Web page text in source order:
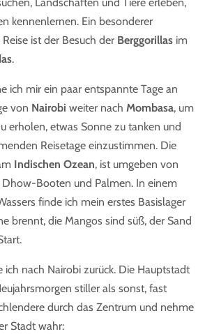
Landschaften und Tiere erleben,
kennenlernen. Ein besonderer
ist der Besuch der Berggorillas im
.
ich mir ein paar entspannte Tage an
von Nairobi weiter nach Mombasa, um
erholen, etwas Sonne zu tanken und
Reisetage einzustimmen. Die
Indischen Ozean, ist umgeben von
Booten und Palmen. In einem
finde ich mein erstes Basislager
brennt, die Mangos sind süß, der Sand
ich nach Nairobi zurück. Die Hauptstadt
stiller als sonst, fast
durch das Zentrum und nehme
Stadt wahr: